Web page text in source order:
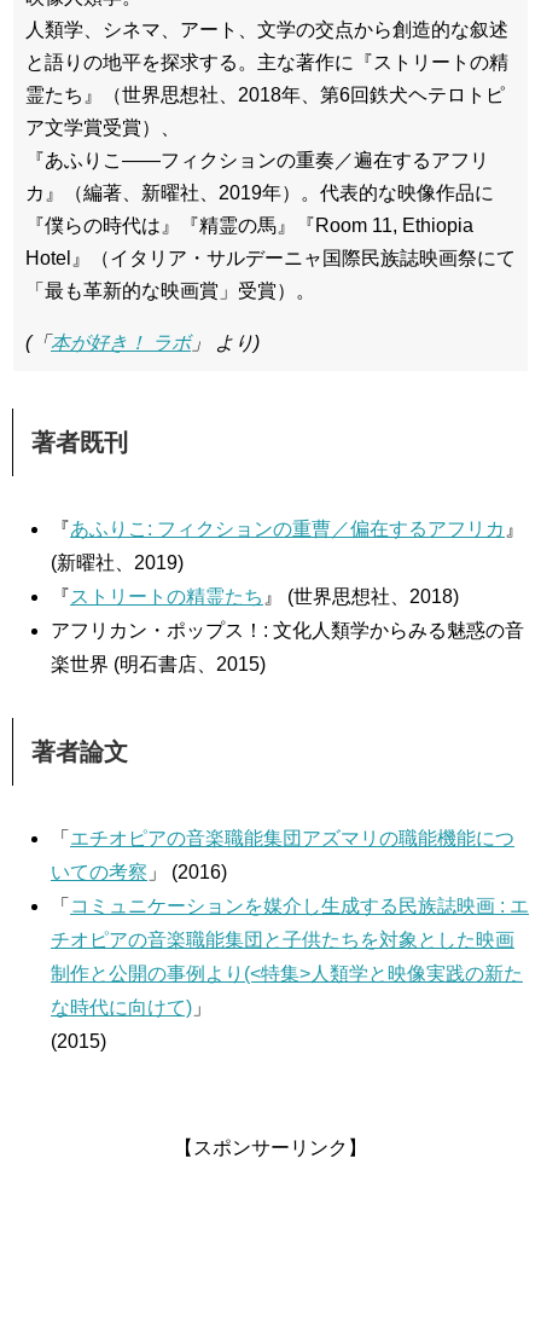
人類学、シネマ、アート、文学の交点から創造的な叙述
と語りの地平を探求する。主な著作に『ストリートの精
霊たち』（世界思想社、2018年、第6回鉄犬ヘテロトピ
ア文学賞受賞）、
『あふりこ――フィクションの重奏／遍在するアフリ
カ』（編著、新曜社、2019年）。代表的な映像作品に
『僕らの時代は』『精霊の馬』『Room 11, Ethiopia
Hotel』（イタリア・サルデーニャ国際民族誌映画祭にて
「最も革新的な映画賞」受賞）。
(「 本が好き！ ラボ」 より)
著者既刊
『あふりこ: フィクションの重曹／偏在するアフリカ 』
(新曜社、2019)
『ストリートの精霊たち 』 (世界思想社、2018)
アフリカン・ポップス！: 文化人類学からみる魅惑の音
楽世界 (明石書店、2015)
著者論文
「 エチオピアの音楽職能集団アズマリの職能機能につ
いての考察 」 (2016)
「 コミュニケーションを媒介し生成する民族誌映画 : エ
チオピアの音楽職能集団と子供たちを対象とした映画
制作と公開の事例より(<特集>人類学と映像実践の新た
な時代に向けて) 」
(2015)
【スポンサーリンク】